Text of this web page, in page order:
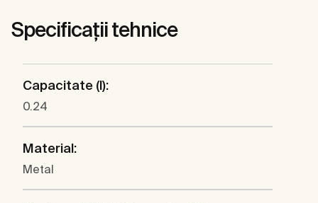
Specificații tehnice
Capacitate (l):
0.24
Material:
Metal